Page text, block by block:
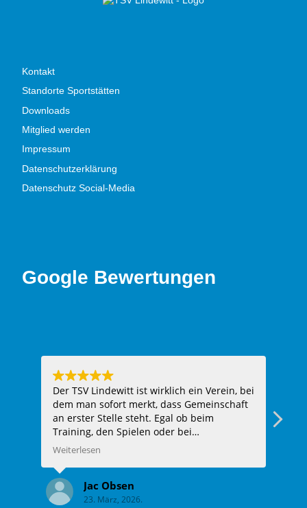
Kontakt
Standorte Sportstätten
Downloads
Mitglied werden
Impressum
Datenschutzerklärung
Datenschutz Social-Media
Google Bewertungen
Der TSV Lindewitt ist wirklich ein Verein, bei
dem man sofort merkt, dass Gemeinschaft
an erster Stelle steht. Egal ob beim
Training, den Spielen oder bei
Vereinsveranstaltungen – man wird
sofort wie Teil der Familie. Die Trainer sind
super engagiert, unterstützen jeden Spieler
individuell und haben immer ein offenes
Weiterlesen
Jac Obsen
23. März, 2026.